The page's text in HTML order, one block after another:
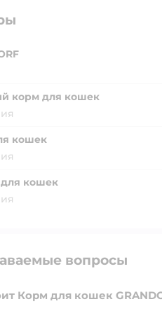
корм для кошек
кошек
кошек
вопросы
Корм для кошек